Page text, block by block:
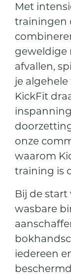
Met
trainingen
geweldige
afvallen,
je
KickFit
onze
waarom
training is
Bij de start
wasbare
iedereen